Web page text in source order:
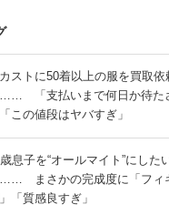
ストに50着以上の服を買取
「支払いまで何日か待た
この値段はヤバすぎ」
息子を“オールマイト”にし
まさかの完成度に「フィ
「質感良すぎ」